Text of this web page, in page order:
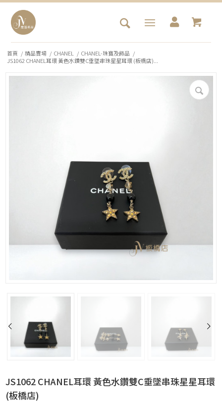
首頁 / 精品賣場 / CHANEL / CHANEL-珠寶及飾品 /
JS1062 CHANEL耳環 黃色水鑽雙C垂墜串珠星星耳環 (板橋店)...
JS1062 CHANEL耳環 黃色水鑽雙C垂墜串珠星星耳環
(板橋店)